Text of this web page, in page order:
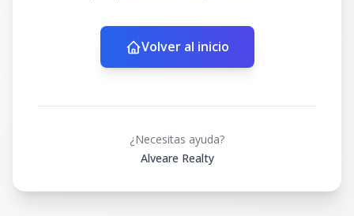
Volver al inicio
¿Necesitas ayuda?
Alveare Realty